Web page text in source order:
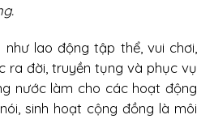
lao động tập thể, vui chơi,
ra đời, truyền tụng và phục vụ
nước làm cho các hoạt động
sinh hoạt cộng đồng là môi